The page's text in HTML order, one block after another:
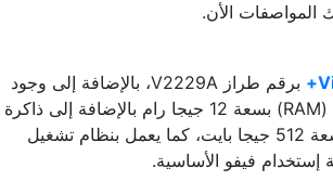
المواصفات الأن.
برقم طراز V2229A، بالإضافة إلى وجود
ذاكرة وصول عشوائي (RAM) بسعة 12 جيجا رام بالإضافة إلى ذاكرة
تخزين داخلية صلبة بسعة 512 جيجا بايت، كما يعمل بنظام تشغيل